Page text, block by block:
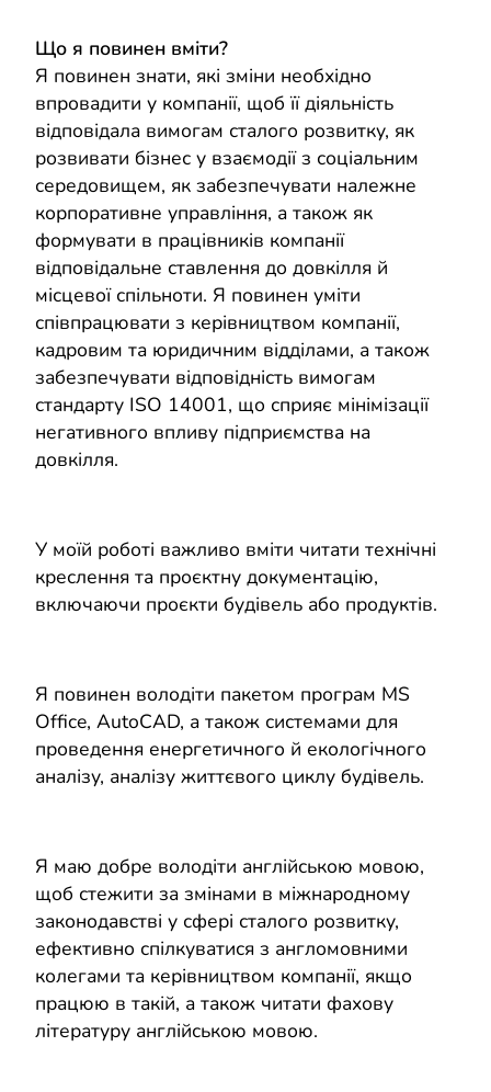
Що я повинен вміти?
Я повинен знати, які зміни необхідно
впровадити у компанії, щоб її діяльність
відповідала вимогам сталого розвитку, як
розвивати бізнес у взаємодії з соціальним
середовищем, як забезпечувати належне
корпоративне управління, а також як
формувати в працівників компанії
відповідальне ставлення до довкілля й
місцевої спільноти. Я повинен уміти
співпрацювати з керівництвом компанії,
кадровим та юридичним відділами, а також
забезпечувати відповідність вимогам
стандарту ISO 14001, що сприяє мінімізації
негативного впливу підприємства на
довкілля.
У моїй роботі важливо вміти читати технічні
креслення та проєктну документацію,
включаючи проєкти будівель або продуктів.
Я повинен володіти пакетом програм MS
Office, AutoCAD, а також системами для
проведення енергетичного й екологічного
аналізу, аналізу життєвого циклу будівель.
Я маю добре володіти англійською мовою,
щоб стежити за змінами в міжнародному
законодавстві у сфері сталого розвитку,
ефективно спілкуватися з англомовними
колегами та керівництвом компанії, якщо
працюю в такій, а також читати фахову
літературу англійською мовою.